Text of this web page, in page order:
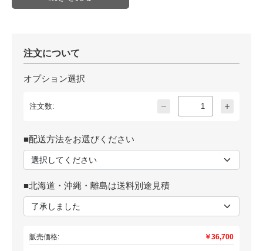
注文について
オプション選択
注文数:
■配送方法をお選びください
■北海道・沖縄・離島は送料別途見積
販売価格: ￥36,700